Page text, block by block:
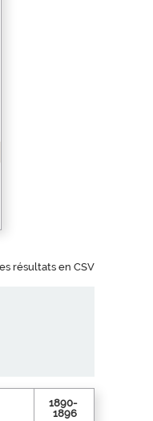
résultats en CSV
1890-
1896